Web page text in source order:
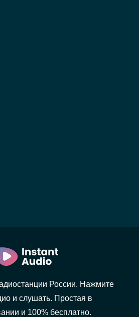
России. Нажмите
и слушать. Простая в
и 100% бесплатно.